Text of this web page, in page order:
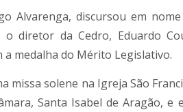
Alvarenga, discursou em
diretor da Cedro, Eduardo
medalha do Mérito Legislativo.
missa solene na Igreja São
Santa Isabel de Aragão, e